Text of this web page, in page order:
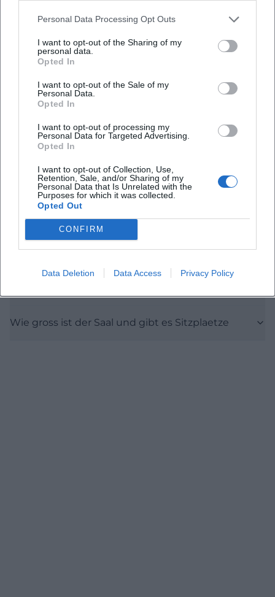
Personal Data Processing Opt Outs
I want to opt-out of the Sharing of my
personal data.
Opted In
I want to opt-out of the Sale of my
Personal Data.
Opted In
I want to opt-out of processing my
Personal Data for Targeted Advertising.
Opted In
I want to opt-out of Collection, Use,
Retention, Sale, and/or Sharing of my
Personal Data that Is Unrelated with the
Purposes for which it was collected.
Opted Out
CONFIRM
Data Deletion Data Access Privacy Policy
Einlass
Wie viel kosten die Tickets
Gibt es eine Vorband
Wie erreiche ich die Location mit oeffentlichen
Verkehrsmitteln
Wie gross ist der Saal und gibt es Sitzplaetze